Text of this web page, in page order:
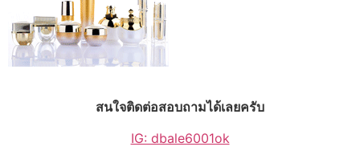
สนใจติดต่อสอบถามได้เลยครับ
IG: dbale6001ok